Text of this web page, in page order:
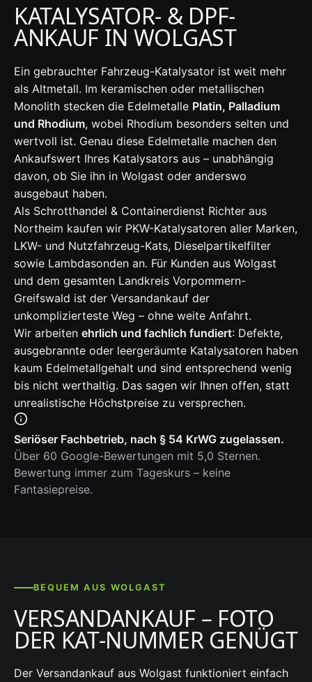
KATALYSATOR- & DPF-
ANKAUF IN WOLGAST
Ein gebrauchter Fahrzeug-Katalysator ist weit mehr
als Altmetall. Im keramischen oder metallischen
Monolith stecken die Edelmetalle Platin, Palladium
und Rhodium, wobei Rhodium besonders selten und
wertvoll ist. Genau diese Edelmetalle machen den
Ankaufswert Ihres Katalysators aus – unabhängig
davon, ob Sie ihn in Wolgast oder anderswo
ausgebaut haben.
Als Schrotthandel & Containerdienst Richter aus
Northeim kaufen wir PKW-Katalysatoren aller Marken,
LKW- und Nutzfahrzeug-Kats, Dieselpartikelfilter
sowie Lambdasonden an. Für Kunden aus Wolgast
und dem gesamten Landkreis Vorpommern-
Greifswald ist der Versandankauf der
unkomplizierteste Weg – ohne weite Anfahrt.
Wir arbeiten ehrlich und fachlich fundiert: Defekte,
ausgebrannte oder leergeräumte Katalysatoren haben
kaum Edelmetallgehalt und sind entsprechend wenig
bis nicht werthaltig. Das sagen wir Ihnen offen, statt
unrealistische Höchstpreise zu versprechen.
Seriöser Fachbetrieb, nach § 54 KrWG zugelassen.
Über 60 Google-Bewertungen mit 5,0 Sternen.
Bewertung immer zum Tageskurs – keine
Fantasiepreise.
BEQUEM AUS WOLGAST
VERSANDANKAUF – FOTO
DER KAT-NUMMER GENÜGT
Der Versandankauf aus Wolgast funktioniert einfach